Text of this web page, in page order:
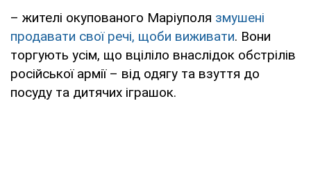
– жителі окупованого Маріуполя змушені
продавати свої речі, щоби виживати. Вони
торгують усім, що вціліло внаслідок обстрілів
російської армії – від одягу та взуття до
посуду та дитячих іграшок.